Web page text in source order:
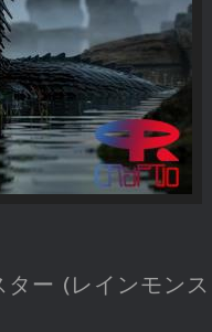
ー (レインモンス